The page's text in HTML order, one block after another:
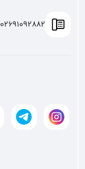
02691092882